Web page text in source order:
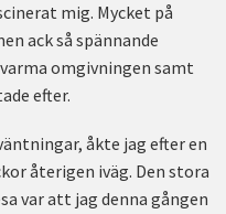
mig. Mycket på
ack så spännande
omgivningen samt
efter.
åkte jag efter en
återigen iväg. Den stora
var att jag denna gången